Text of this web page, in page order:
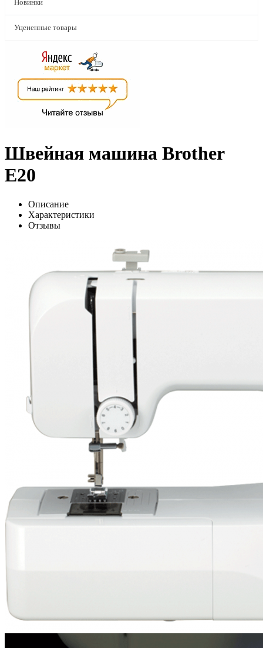
Новинки
Уцененные товары
Швейная машина Brother
E20
Описание
Характеристики
Отзывы